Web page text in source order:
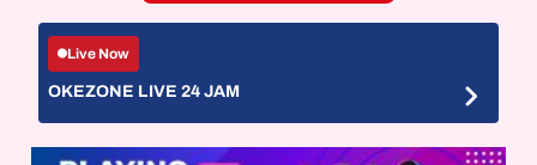
Live Now
OKEZONE LIVE 24 JAM